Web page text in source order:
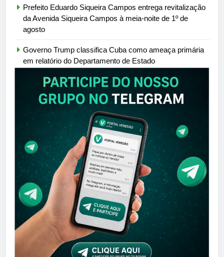
Prefeito Eduardo Siqueira Campos entrega revitalização
da Avenida Siqueira Campos à meia-noite de 1º de
agosto
Governo Trump classifica Cuba como ameaça primária
em relatório do Departamento de Estado